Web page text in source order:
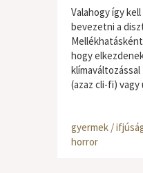
Valahogy így
bevezetni a
hogy
(azaz cli-fi) vagy
gyermek /
horror